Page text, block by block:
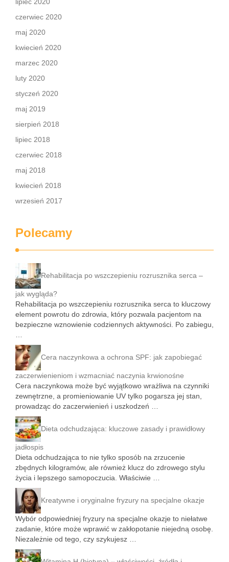
czerwiec 2020
maj 2020
kwiecień 2020
marzec 2020
luty 2020
styczeń 2020
maj 2019
sierpień 2018
lipiec 2018
czerwiec 2018
maj 2018
kwiecień 2018
wrzesień 2017
Polecamy
Rehabilitacja po wszczepieniu rozrusznika serca –
jak wygląda?
Rehabilitacja po wszczepieniu rozrusznika serca to kluczowy
element powrotu do zdrowia, który pozwala pacjentom na
bezpieczne wznowienie codziennych aktywności. Po zabiegu,
Cera naczynkowa a ochrona SPF: jak zapobiegać
zaczerwienieniom i wzmacniać naczynia krwionośne
Cera naczynkowa może być wyjątkowo wrażliwa na czynniki
zewnętrzne, a promieniowanie UV tylko pogarsza jej stan,
prowadząc do zaczerwienień i uszkodzeń …
Dieta odchudzająca: kluczowe zasady i prawidłowy
jadłospis
Dieta odchudzająca to nie tylko sposób na zrzucenie
zbędnych kilogramów, ale również klucz do zdrowego stylu
życia i lepszego samopoczucia. Właściwie …
Kreatywne i oryginalne fryzury na specjalne okazje
Wybór odpowiedniej fryzury na specjalne okazje to niełatwe
zadanie, które może wprawić w zakłopotanie niejedną osobę.
Niezależnie od tego, czy szykujesz …